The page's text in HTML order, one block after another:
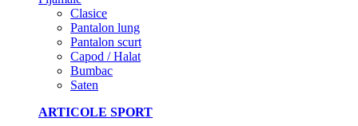
Clasice
Pantalon lung
Pantalon scurt
Capod / Halat
Bumbac
Saten
ARTICOLE SPORT